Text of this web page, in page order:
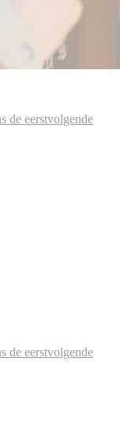
de eerstvolgende
de eerstvolgende